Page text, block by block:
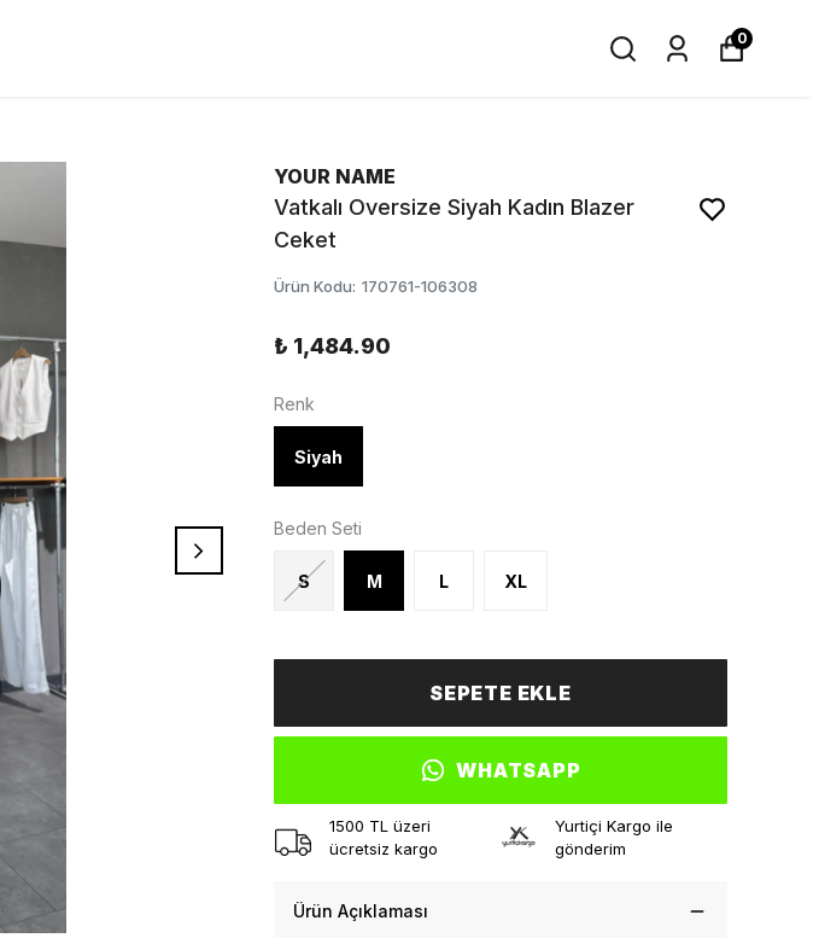
0
YOUR NAME
Vatkalı Oversize Siyah Kadın Blazer
Ceket
Ürün Kodu: 170761-106308
₺ 1,484.90
Renk
Siyah
Beden Seti
S M L XL
SEPETE EKLE
WHATSAPP
1500 TL üzeri
ücretsiz kargo
Yurtiçi Kargo ile
gönderim
Ürün Açıklaması